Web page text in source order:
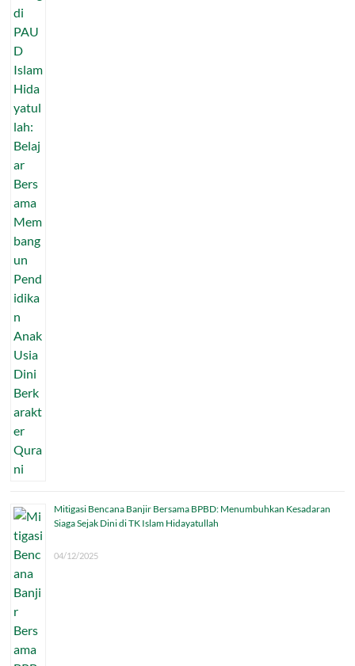
Mitigasi Bencana Banjir Bersama BPBD: Menumbuhkan Kesadaran
Siaga Sejak Dini di TK Islam Hidayatullah
04/12/2025